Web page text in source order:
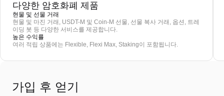
다양한 암호화폐 제품
현물 및 선물 거래
현물 및 마진 거래, USDT-M 및 Coin-M 선물, 선물 복사 거래, 옵션, 트레
이딩 봇 등 다양한 서비스를 제공합니다.
높은 수익률
여러 적립 상품에는 Flexible, Flexi Max, Staking이 포함됩니다.
가입 후 얻기